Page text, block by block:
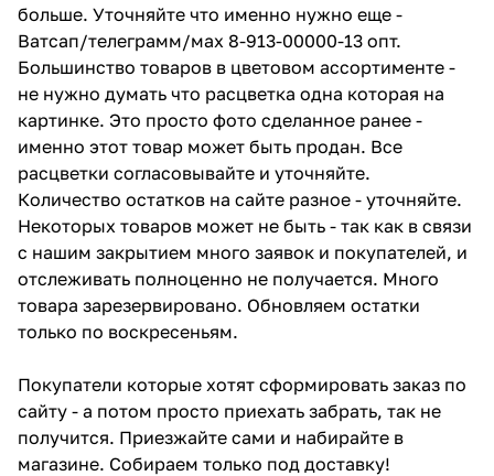
больше. Уточняйте что именно нужно еще -
Ватсап/телеграмм/мах 8-913-00000-13 опт.
Большинство товаров в цветовом ассортименте -
не нужно думать что расцветка одна которая на
картинке. Это просто фото сделанное ранее -
именно этот товар может быть продан. Все
расцветки согласовывайте и уточняйте.
Количество остатков на сайте разное - уточняйте.
Некоторых товаров может не быть - так как в связи
с нашим закрытием много заявок и покупателей, и
отслеживать полноценно не получается. Много
товара зарезервировано. Обновляем остатки
только по воскресеньям.
Покупатели которые хотят сформировать заказ по
сайту - а потом просто приехать забрать, так не
получится. Приезжайте сами и набирайте в
магазине. Собираем только под доставку!